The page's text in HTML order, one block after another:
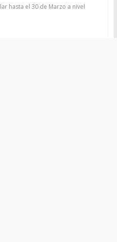
hasta el 30 de Marzo a nivel